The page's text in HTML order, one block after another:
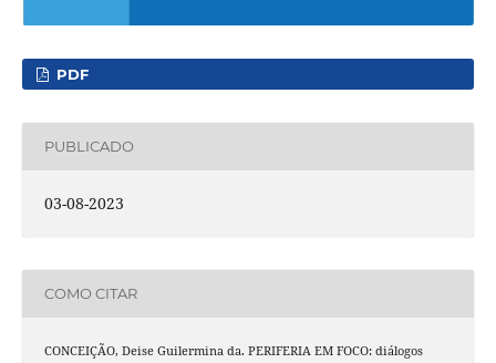
PDF
PUBLICADO
03-08-2023
COMO CITAR
CONCEIÇÃO, Deise Guilermina da. PERIFERIA EM FOCO: diálogos